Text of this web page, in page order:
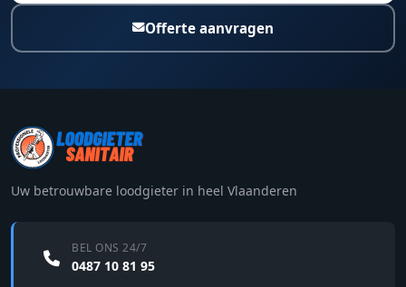
Offerte aanvragen
Uw betrouwbare loodgieter in heel Vlaanderen
BEL ONS 24/7
0487 10 81 95